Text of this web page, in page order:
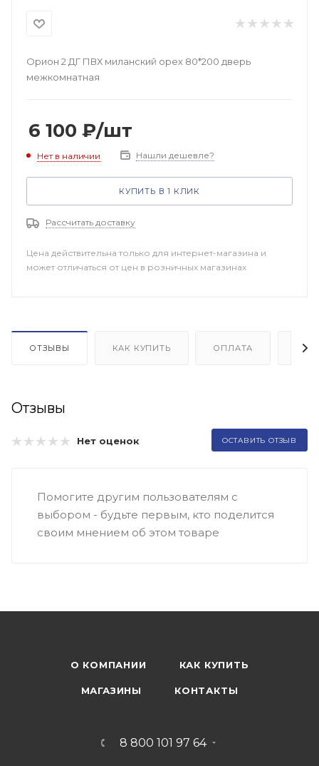
Орион 2 ДГ ПВХ миланский орех 80*200 дверь
межкомнатная
6 100 ₽/шт
Нет в наличии Нашли дешевле?
КУПИТЬ В 1 КЛИК
Рассчитать доставку
Цена действительна только для интернет-магазина и
может отличаться от цен в розничных магазинах
ОТЗЫВЫ КАК КУПИТЬ ОПЛАТА
Отзывы
Нет оценок ОСТАВИТЬ ОТЗЫВ
Помогите другим пользователям с
выбором - будьте первым, кто поделится
своим мнением об этом товаре
О КОМПАНИИ КАК КУПИТЬ
МАГАЗИНЫ КОНТАКТЫ
8 800 101 97 64